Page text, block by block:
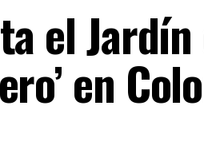
el Jardín
en